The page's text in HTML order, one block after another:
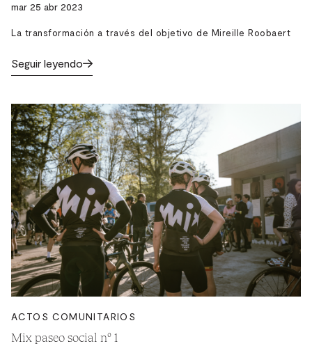
mar 25 abr 2023
La transformación a través del objetivo de Mireille Roobaert
Seguir leyendo
ACTOS COMUNITARIOS
Mix paseo social nº 1